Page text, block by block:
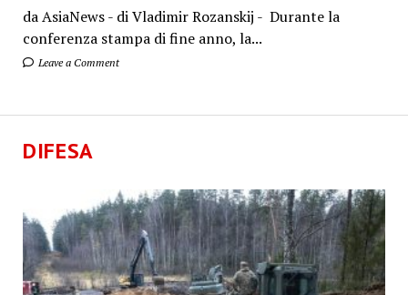
da AsiaNews - di Vladimir Rozanskij - Durante la
conferenza stampa di fine anno, la...
Leave a Comment
DIFESA